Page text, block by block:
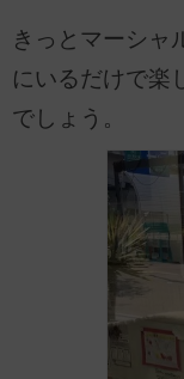
きっとマーシャ
にいるだけで楽
でしょう。